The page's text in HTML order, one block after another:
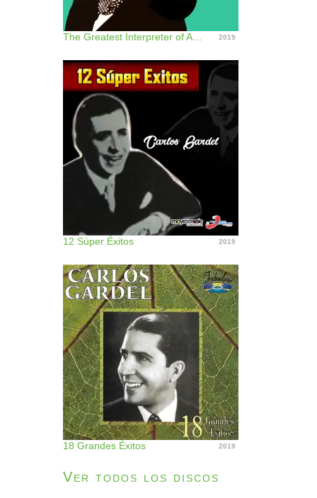
2019
12 Súper Éxitos 2019
18 Grandes Éxitos 2019
Ver todos los discos